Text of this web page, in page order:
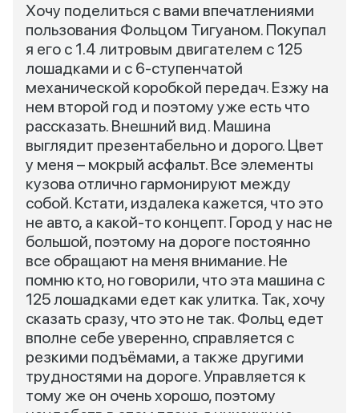
Хочу поделиться с вами впечатлениями
пользования Фольцом Тигуаном. Покупал
я его с 1.4 литровым двигателем с 125
лошадками и с 6-ступенчатой
механической коробкой передач. Езжу на
нем второй год и поэтому уже есть что
рассказать. Внешний вид. Машина
выглядит презентабельно и дорого. Цвет
у меня – мокрый асфальт. Все элементы
кузова отлично гармонируют между
собой. Кстати, издалека кажется, что это
не авто, а какой-то концепт. Город у нас не
большой, поэтому на дороге постоянно
все обращают на меня внимание. Не
помню кто, но говорили, что эта машина с
125 лошадками едет как улитка. Так, хочу
сказать сразу, что это не так. Фольц едет
вполне себе уверенно, справляется с
резкими подъёмами, а также другими
трудностями на дороге. Управляется к
тому же он очень хорошо, поэтому